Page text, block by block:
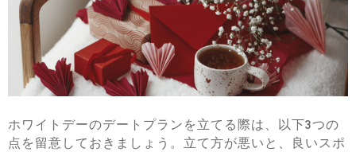
ホワイトデーのデートプランを立てる際は、以下3つの
点を留意しておきましょう。立て方が悪いと、良いスポ